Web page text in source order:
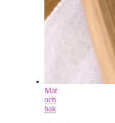
Mat
och
bak